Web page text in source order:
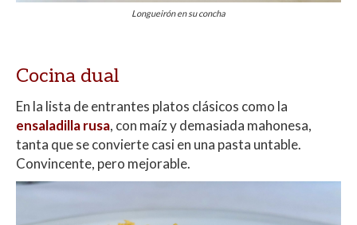
Longueirón en su concha
Cocina dual
En la lista de entrantes platos clásicos como la
ensaladilla rusa, con maíz y demasiada mahonesa,
tanta que se convierte casi en una pasta untable.
Convincente, pero mejorable.